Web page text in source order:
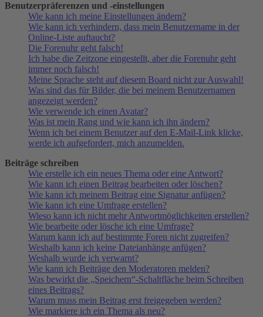
Benutzerpräferenzen und -einstellungen
Wie kann ich meine Einstellungen ändern?
Wie kann ich verhindern, dass mein Benutzername in der
Online-Liste auftaucht?
Die Forenuhr geht falsch!
Ich habe die Zeitzone eingestellt, aber die Forenuhr geht
immer noch falsch!
Meine Sprache steht auf diesem Board nicht zur Auswahl!
Was sind das für Bilder, die bei meinem Benutzernamen
angezeigt werden?
Wie verwende ich einen Avatar?
Was ist mein Rang und wie kann ich ihn ändern?
Wenn ich bei einem Benutzer auf den E-Mail-Link klicke,
werde ich aufgefordert, mich anzumelden.
Beiträge schreiben
Wie erstelle ich ein neues Thema oder eine Antwort?
Wie kann ich einen Beitrag bearbeiten oder löschen?
Wie kann ich meinem Beitrag eine Signatur anfügen?
Wie kann ich eine Umfrage erstellen?
Wieso kann ich nicht mehr Antwortmöglichkeiten erstellen?
Wie bearbeite oder lösche ich eine Umfrage?
Warum kann ich auf bestimmte Foren nicht zugreifen?
Weshalb kann ich keine Dateianhänge anfügen?
Weshalb wurde ich verwarnt?
Wie kann ich Beiträge den Moderatoren melden?
Was bewirkt die „Speichern“-Schaltfläche beim Schreiben
eines Beitrags?
Warum muss mein Beitrag erst freigegeben werden?
Wie markiere ich ein Thema als neu?